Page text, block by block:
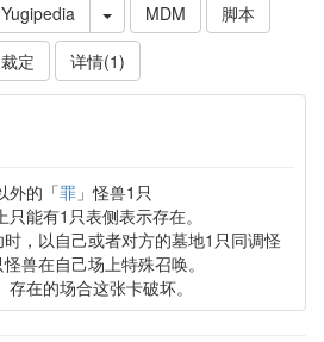
Yugipedia
MDM
脚本
裁定
详情(1)
外的「罪」怪兽1只
只能有1只表侧表示存在。
，以自己或者对方的墓地1只同调怪
兽在自己场上特殊召唤。
」存在的场合这张卡破坏。